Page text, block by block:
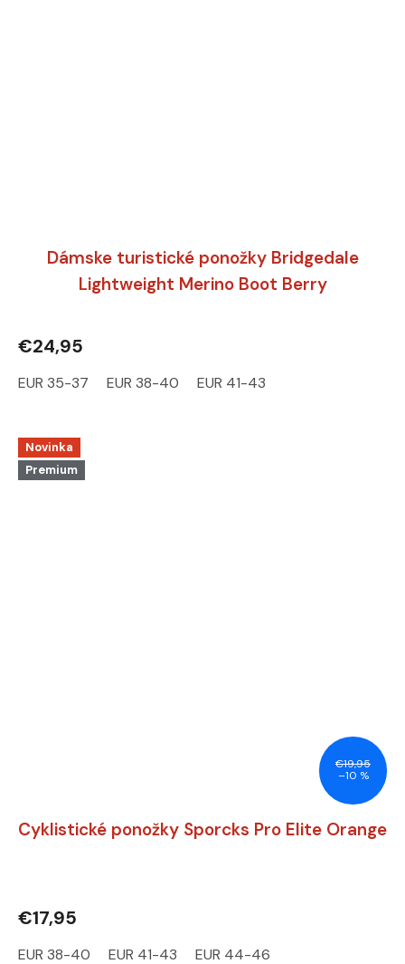
Dámske turistické ponožky Bridgedale
Lightweight Merino Boot Berry
€24,95
EUR 35-37 EUR 38-40 EUR 41-43
Novinka
Premium
€19,95
–10 %
Cyklistické ponožky Sporcks Pro Elite Orange
€17,95
EUR 38-40 EUR 41-43 EUR 44-46